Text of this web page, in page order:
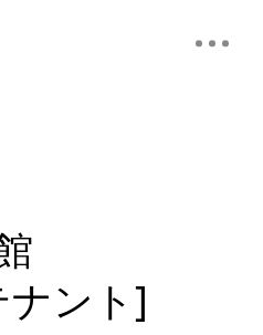
ント]